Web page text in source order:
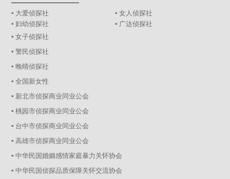
▪ 大爱侦探社
▪ 女人侦探社
▪ 妇幼侦探社
▪ 广达侦探社
▪ 女子侦探社
▪ 警民侦探社
▪ 晚晴侦探社
▪ 全国新女性
▪ 新北市侦探商业同业公会
▪ 桃园市侦探商业同业公会
▪ 台中市侦探商业同业公会
▪ 高雄市侦探商业同业公会
▪ 中华民国婚姻感情家庭暴力关怀协会
▪ 中华民国侦探品质保障关怀交流协会